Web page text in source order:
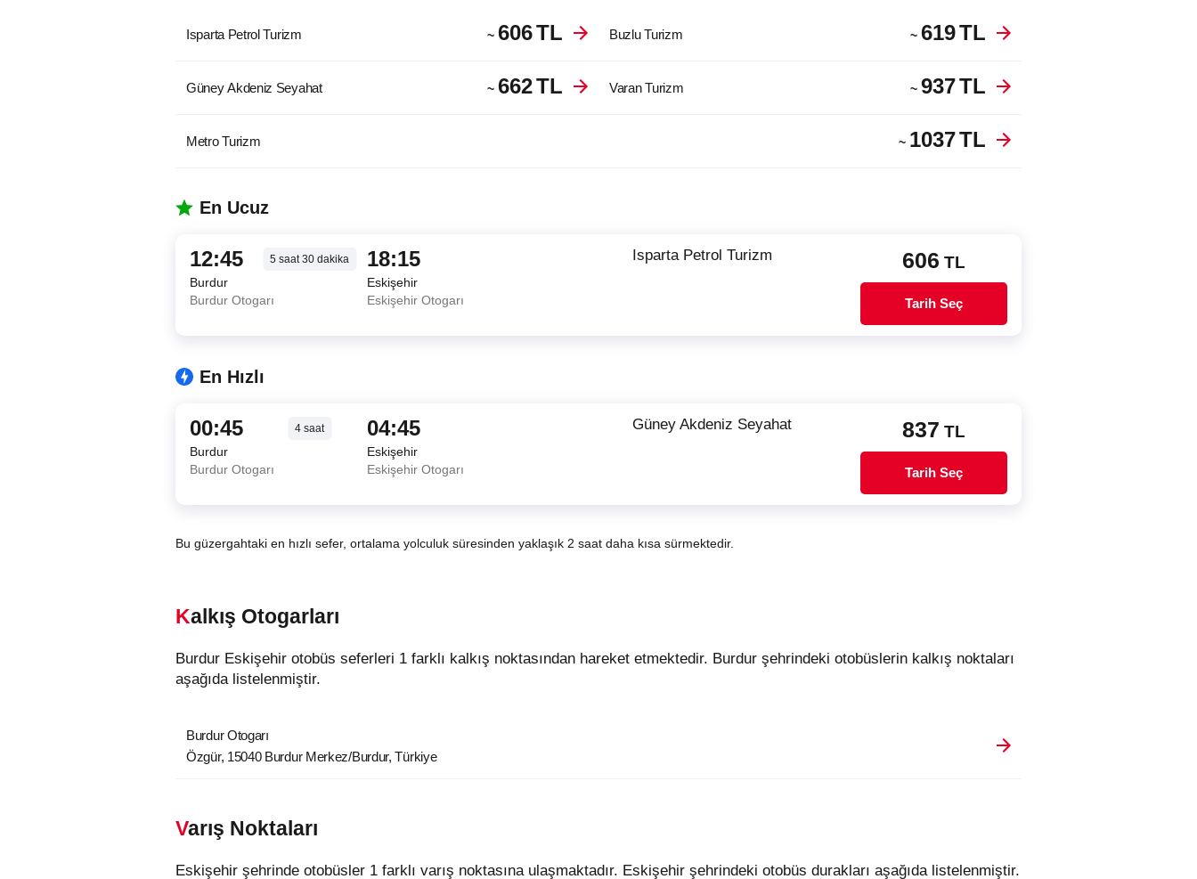
Isparta Petrol Turizm ~ 606TL Buzlu Turizm ~ 619TL
Güney Akdeniz Seyahat ~ 662TL Varan Turizm ~ 937TL
Metro Turizm ~ 1037TL
En Ucuz
12:45 5 saat30 dakika
Burdur
Burdur Otogarı
18:15
Eskişehir
Eskişehir Otogarı
Isparta Petrol Turizm 606 TL
Tarih Seç
En Hızlı
00:45 4 saat
Burdur
Burdur Otogarı
04:45
Eskişehir
Eskişehir Otogarı
Güney Akdeniz Seyahat 837 TL
Tarih Seç
Bu güzergahtaki en hızlı sefer, ortalama yolculuk süresinden yaklaşık 2 saat daha kısa sürmektedir.
Kalkış Otogarları
Burdur Eskişehir otobüs seferleri 1 farklı kalkış noktasından hareket etmektedir. Burdur şehrindeki otobüslerin kalkış noktaları
aşağıda listelenmiştir.
Burdur Otogarı
Özgür, 15040 Burdur Merkez/Burdur, Türkiye
Varış Noktaları
Eskişehir şehrinde otobüsler 1 farklı varış noktasına ulaşmaktadır. Eskişehir şehrindeki otobüs durakları aşağıda listelenmiştir.